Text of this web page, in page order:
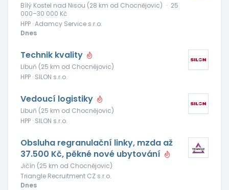
Bílý Kostel nad Nisou (28 km od Chocnějovic) · 25
000–30 000 Kč
HPP · Adamcy Service s.r.o.
Dnes
Technik kvality
Libuň (25 km od Chocnějovic)
HPP · SILON s.r.o.
Vedoucí logistiky
Libuň (25 km od Chocnějovic)
HPP · SILON s.r.o.
Obsluha regranulační linky, mzda až
37.500 Kč, pěkné nové ubytování
Jičín (25 km od Chocnějovic)
Triangle Recruitment CZ s.r.o.
Dnes